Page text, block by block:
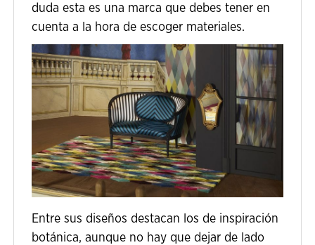
duda esta es una marca que debes tener en
cuenta a la hora de escoger materiales.
Entre sus diseños destacan los de inspiración
botánica, aunque no hay que dejar de lado